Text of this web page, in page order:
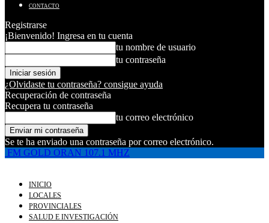
CONTACTO
Registrarse
¡Bienvenido! Ingresa en tu cuenta
tu nombre de usuario
tu contraseña
¿Olvidaste tu contraseña? consigue ayuda
Recuperación de contraseña
Recupera tu contraseña
tu correo electrónico
Se te ha enviado una contraseña por correo electrónico.
FM GOLD ORAN 107.1 MHZ
INICIO
LOCALES
PROVINCIALES
SALUD E INVESTIGACIÓN